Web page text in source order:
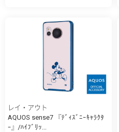
レイ・アウト
AQUOS sense7 『ﾃﾞｨｽﾞﾆｰｷｬﾗｸﾀ
ｰ』/ﾊｲﾌﾞﾘｯ...